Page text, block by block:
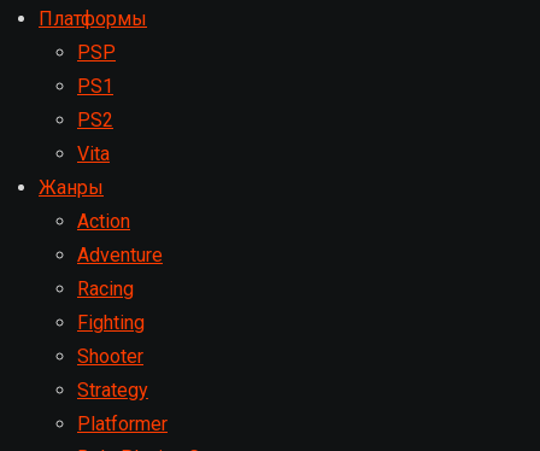
Платформы
PSP
PS1
PS2
Vita
Жанры
Action
Adventure
Racing
Fighting
Shooter
Strategy
Platformer